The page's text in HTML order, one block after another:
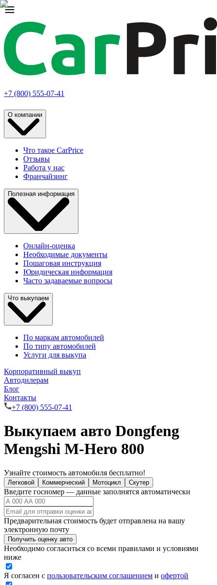
+7 (800) 555-07-41
О компании
Что такое CarPrice
Отзывы
Работа у нас
Франчайзинг
Полезная информация
Онлайн-оценка
Необходимые документы
Пошаговая инструкция
Юридическая информация
Часто задаваемые вопросы
Что выкупаем
По маркам автомобилей
По типу автомобилей
Услуги для выкупа
Корпоративный выкуп
Автодилерам
Блог
Контакты
+7 (800) 555-07-41
Выкупаем авто Dongfeng
Mengshi M-Hero 800
Узнайте стоимость автомобиля бесплатно!
Легковой Коммерческий Мотоцикл Скутер
Введите госномер — данные заполнятся автоматически
Предварительная стоимость будет отправлена на вашу
электронную почту
Получить оценку авто
Необходимо согласиться со всеми правилами и условиями
ниже
Я согласен с пользовательским соглашением и офертой